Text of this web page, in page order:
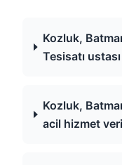
Kozluk,
Tesisatı
Kozluk,
acil hizmet